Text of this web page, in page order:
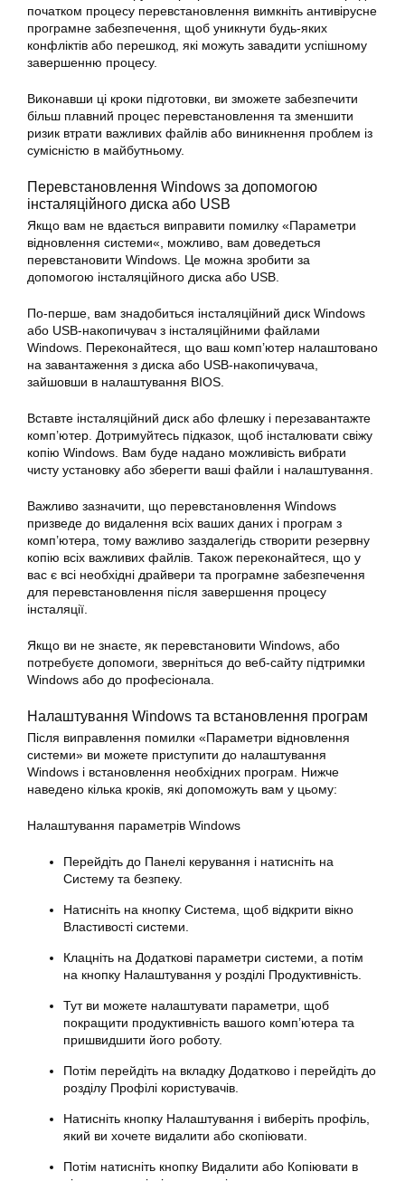
початком процесу перевстановлення вимкніть антивірусне
програмне забезпечення, щоб уникнути будь-яких
конфліктів або перешкод, які можуть завадити успішному
завершенню процесу.
Виконавши ці кроки підготовки, ви зможете забезпечити
більш плавний процес перевстановлення та зменшити
ризик втрати важливих файлів або виникнення проблем із
сумісністю в майбутньому.
Перевстановлення Windows за допомогою
інсталяційного диска або USB
Якщо вам не вдається виправити помилку «Параметри
відновлення системи«, можливо, вам доведеться
перевстановити Windows . Це можна зробити за
допомогою інсталяційного диска або USB.
По-перше, вам знадобиться інсталяційний диск Windows
або USB-накопичувач з інсталяційними файлами
Windows. Переконайтеся, що ваш комп’ютер налаштовано
на завантаження з диска або USB-накопичувача,
зайшовши в налаштування BIOS.
Вставте інсталяційний диск або флешку і перезавантажте
комп’ютер. Дотримуйтесь підказок, щоб інсталювати свіжу
копію Windows . Вам буде надано можливість вибрати
чисту установку або зберегти ваші файли і налаштування.
Важливо зазначити, що перевстановлення Windows
призведе до видалення всіх ваших даних і програм з
комп’ютера, тому важливо заздалегідь створити резервну
копію всіх важливих файлів. Також переконайтеся, що у
вас є всі необхідні драйвери та програмне забезпечення
для перевстановлення після завершення процесу
інсталяції.
Якщо ви не знаєте, як перевстановити Windows, або
потребуєте допомоги, зверніться до веб-сайту підтримки
Windows або до професіонала.
Налаштування Windows та встановлення програм
Після виправлення помилки «Параметри відновлення
системи» ви можете приступити до налаштування
Windows і встановлення необхідних програм. Нижче
наведено кілька кроків, які допоможуть вам у цьому:
Налаштування параметрів Windows
Перейдіть до Панелі керування і натисніть на
Систему та безпеку.
Натисніть на кнопку Система, щоб відкрити вікно
Властивості системи.
Клацніть на Додаткові параметри системи, а потім
на кнопку Налаштування у розділі Продуктивність.
Тут ви можете налаштувати параметри , щоб
покращити продуктивність вашого комп’ютера та
пришвидшити його роботу.
Потім перейдіть на вкладку Додатково і перейдіть до
розділу Профілі користувачів.
Натисніть кнопку Налаштування і виберіть профіль,
який ви хочете видалити або скопіювати.
Потім натисніть кнопку Видалити або Копіювати в